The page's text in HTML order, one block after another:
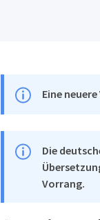
Eine
Die
Vorrang.